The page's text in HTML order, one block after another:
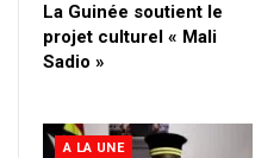
La Guinée soutient le
projet culturel « Mali
Sadio »
A LA UNE